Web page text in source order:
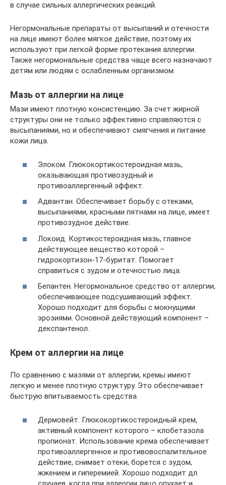
в случае сильных аллергических реакций.
Негормональные препараты от высыпаний и отечности
на лице имеют более мягкое действие, поэтому их
используют при легкой форме протекания аллергии.
Также негормональные средства чаще всего назначают
детям или людям с ослабленным организмом.
Мазь от аллергии на лице
Мази имеют плотную консистенцию. За счет жирной
структуры они не только эффективно справляются с
высыпаниями, но и обеспечивают смягчения и питание
кожи лица.
Элоком. Глюкокортикостероидная мазь,
оказывающая противозудный и
противоаллергенный эффект.
Адвантан. Обеспечивает борьбу с отеками,
высыпаниями, красными пятнами на лице, имеет
противозудное действие.
Локоид. Кортикостероидная мазь, главное
действующее вещество которой –
гидрокортизон-17-буритат. Помогает
справиться с зудом и отечностью лица.
Бепантен. Негормональное средство от аллергии,
обеспечивающее подсушивающий эффект.
Хорошо подходит для борьбы с мокнущими
эрозиями. Основной действующий компонент –
декспантенол.
Крем от аллергии на лице
По сравнению с мазями от аллергии, кремы имеют
легкую и менее плотную структуру. Это обеспечивает
быструю впитываемость средства.
Дермовейт. Глюкокортикостероидный крем,
активный компонент которого – клобетазола
пропионат. Использование крема обеспечивает
противоаллергенное и противовоспалительное
действие, снимает отеки, борется с зудом,
жжением и гиперемией. Хорошо подходит дл